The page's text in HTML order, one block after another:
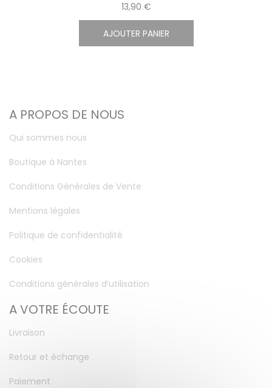
13,90 €
AJOUTER PANIER
A PROPOS DE NOUS
Qui sommes nous
Boutique à Nantes
Conditions Générales de Vente
Mentions légales
Politique de confidentialité
Cookies
Conditions générales d’utilisation
A VOTRE ÉCOUTE
Livraison
Retour et échange
Paiement